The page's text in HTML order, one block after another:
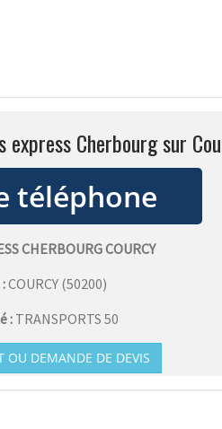
Cherbourg sur
CHERBOURG COURCY
COURCY(50200)
: TRANSPORTS 50
OU DEMANDE DE DEVIS